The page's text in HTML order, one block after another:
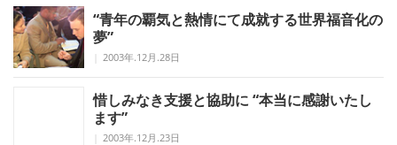
“青年の覇気と熱情にて成就する世界福音化の
夢”
2003年.12月.28日
惜しみなき支援と協助に “本当に感謝いたし
ます”
2003年.12月.23日